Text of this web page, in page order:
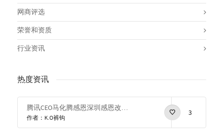
网商评选
荣誉和资质
行业资讯
热度资讯
腾讯CEO马化腾感恩深圳感恩改革开放
作者：K.O裤钩
3